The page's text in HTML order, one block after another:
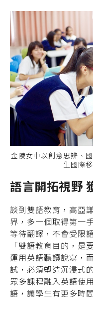
金陵女中以創意思辨、
生國際
語言開拓視野
談到雙語教育，高亞
界，多一個取得第一
等待翻譯，不會受限
「雙語教育目的，是
運用英語聽讀說寫，
試，必須塑造沉浸式
眾多課程融入英語使
語，讓學生有更多時